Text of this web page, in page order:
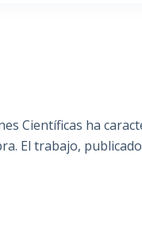
Científicas ha
El trabajo,